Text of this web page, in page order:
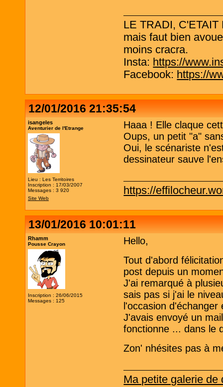
LE TRADI,
mais faut bien
moins cracra.
Insta: https://
Facebook: https://
12/01/2016 21:35:54
isangeles
Aventurier de l'Etrange
Lieu : Les Territoires
Inscription : 17/03/2007
Messages : 3 920
Site Web
Haaa ! Elle claque
Oups, un petit "a"
Oui, le scénariste
dessinateur sauve
https://
13/01/2016 10:01:11
Rhamm
Pousse Crayon
Inscription : 26/06/2015
Messages : 125
Hello,
Tout d'abord
post depuis un
J'ai remarqué à
sais pas si j'ai le
l'occasion
J'avais envoyé un
fonctionne ... dans le
Zon' nhésites pas à
Ma petite galerie de